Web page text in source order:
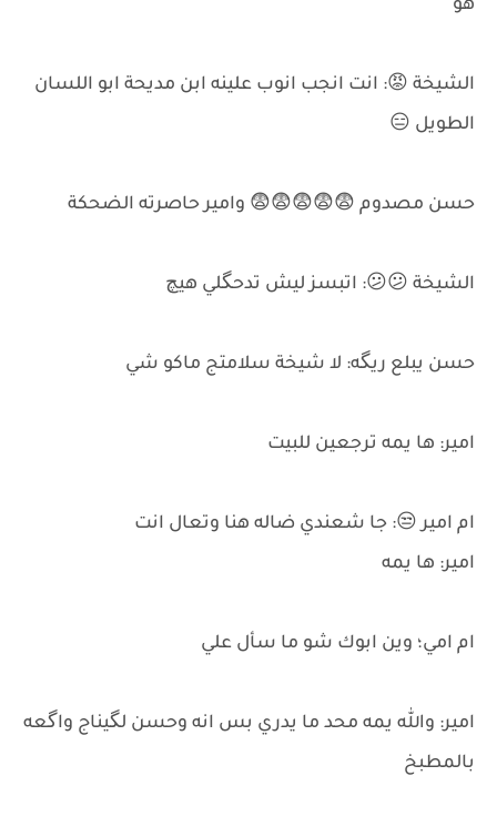
هو
الشيخة 😡: انت انجب انوب علينه ابن مديحة ابو اللسان
الطويل 😑
حسن مصدوم 😨😨😨😨😨 وامير حاصرته الضحكة
الشيخة 😕😕: اتبسز ليش تدحگلي هيچ
حسن يبلع ريگه: لا شيخة سلامتج ماكو شي
امير: ها يمه ترجعين للبيت
ام امير 😒: جا شعندي ضاله هنا وتعال انت
امير: ها يمه
ام امي؛ وين ابوك شو ما سأل علي
امير: والله يمه محد ما يدري بس انه وحسن لگيناج واگعه
بالمطبخ